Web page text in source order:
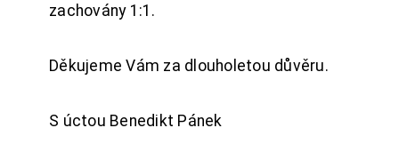
zachovány 1:1.
Děkujeme Vám za dlouholetou důvěru.
S úctou Benedikt Pánek